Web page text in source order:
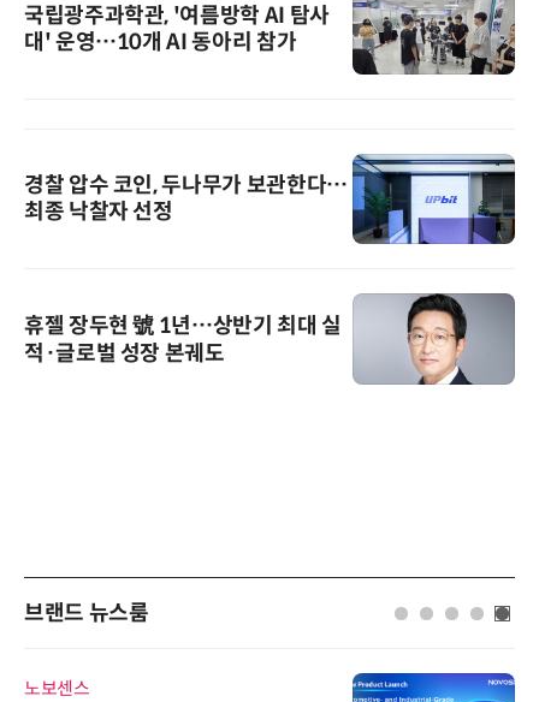
국립광주과학관, '여름방학 AI 탐사
대' 운영…10개 AI 동아리 참가
경찰 압수 코인, 두나무가 보관한다…
최종 낙찰자 선정
휴젤 장두현 號 1년…상반기 최대 실
적·글로벌 성장 본궤도
브랜드 뉴스룸
노보센스